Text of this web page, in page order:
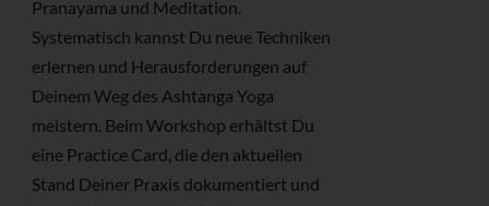
Pranayama und Meditation.
Systematisch kannst Du neue Techniken
erlernen und Herausforderungen auf
Deinem Weg des Ashtanga Yoga
meistern. Beim Workshop erhältst Du
eine Practice Card, die den aktuellen
Stand Deiner Praxis dokumentiert und